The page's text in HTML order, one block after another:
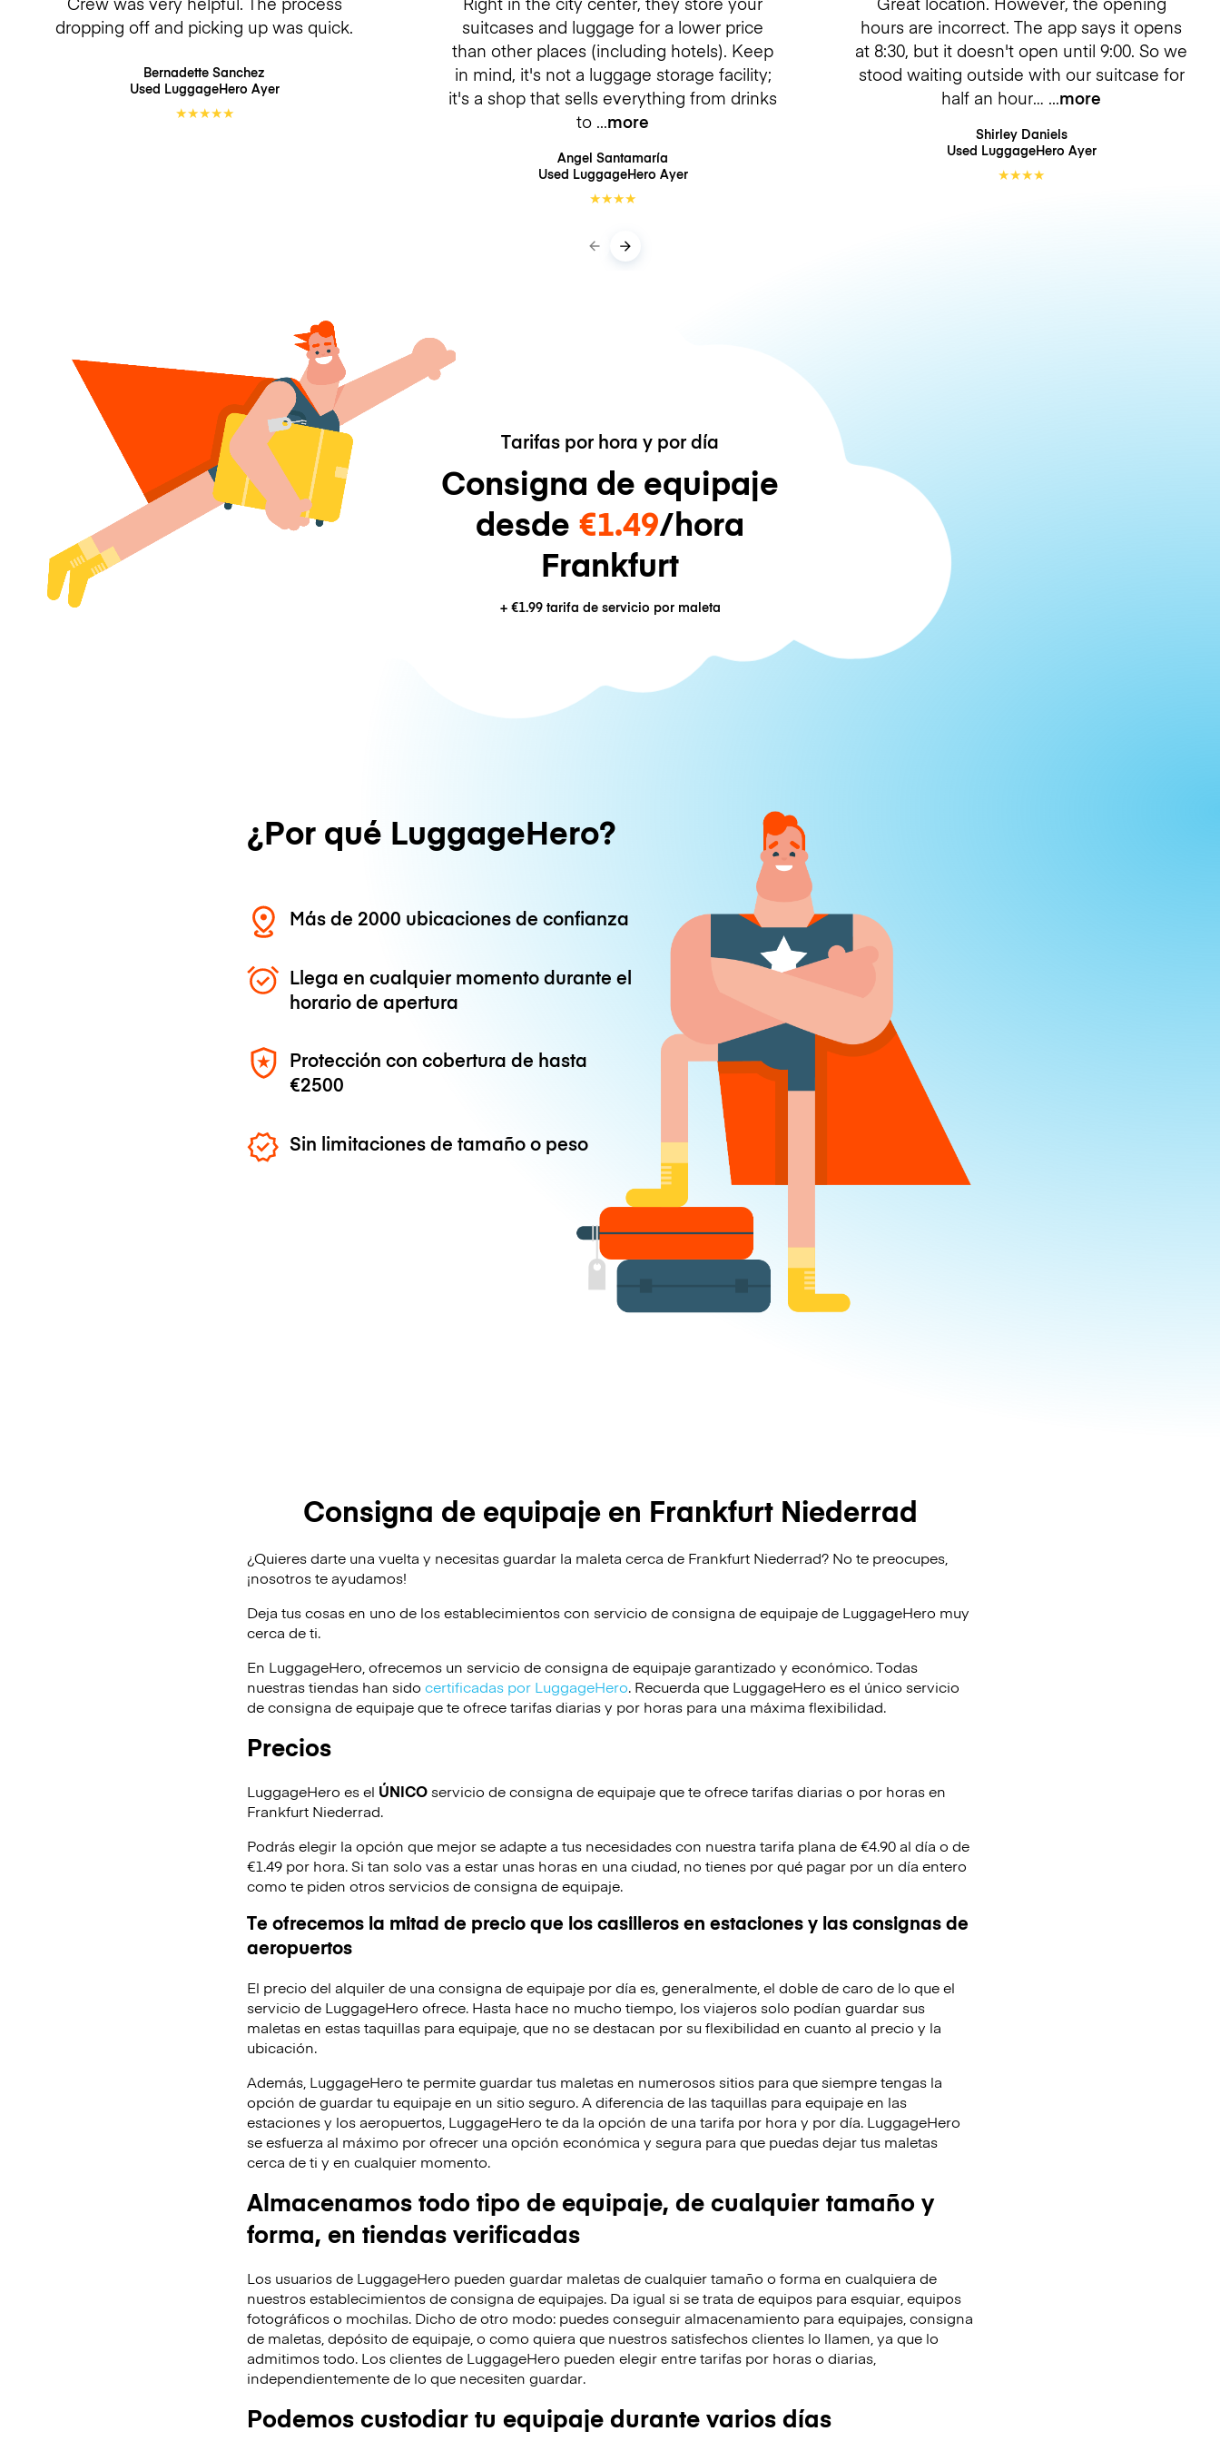
dropping off and picking up was quick.
Bernadette Sanchez
Used LuggageHero Ayer
★★★★★
suitcases and luggage for a lower price
than other places (including hotels). Keep
in mind, it's not a luggage storage facility;
it's a shop that sells everything from drinks
to
more
Angel Santamaría
Used LuggageHero Ayer
★★★★
hours are incorrect. The app says it opens
at 8:30, but it doesn't open until 9:00. So we
stood waiting outside with our suitcase for
half an hour…
more
Shirley Daniels
Used LuggageHero Ayer
★★★★
Tarifas por hora y por día
Consigna de equipaje
desde €1.49/hora
Frankfurt
+ €1.99tarifa de servicio por maleta
¿Por qué LuggageHero?
Más de 2000 ubicaciones de confianza
Llega en cualquier momento durante el
horario de apertura
Protección con cobertura de hasta
€2500
Sin limitaciones de tamaño o peso
Consigna de equipaje en Frankfurt Niederrad
¿Quieres darte una vuelta y necesitas guardar la maleta cerca de Frankfurt Niederrad? No te preocupes,
¡nosotros te ayudamos!
Deja tus cosas en uno de los establecimientos con servicio de consigna de equipaje de LuggageHero muy
cerca de ti.
En LuggageHero, ofrecemos un servicio de consigna de equipaje garantizado y económico. Todas
nuestras tiendas han sido certificadas por LuggageHero. Recuerda que LuggageHero es el único servicio
de consigna de equipaje que te ofrece tarifas diarias y por horas para una máxima flexibilidad.
Precios
LuggageHero es el ÚNICOservicio de consigna de equipaje que te ofrece tarifas diarias o por horas en
Frankfurt Niederrad.
Podrás elegir la opción que mejor se adapte a tus necesidades con nuestra tarifa plana de €4.90 al día o de
€1.49 por hora. Si tan solo vas a estar unas horas en una ciudad, no tienes por qué pagar por un día entero
como te piden otros servicios de consigna de equipaje.
Te ofrecemos la mitad de precio que los casilleros en estaciones y las consignas de
aeropuertos
El precio del alquiler de una consigna de equipaje por día es, generalmente, el doble de caro de lo que el
servicio de LuggageHero ofrece. Hasta hace no mucho tiempo, los viajeros solo podían guardar sus
maletas en estas taquillas para equipaje, que no se destacan por su flexibilidad en cuanto al precio y la
ubicación.
Además, LuggageHero te permite guardar tus maletas en numerosos sitios para que siempre tengas la
opción de guardar tu equipaje en un sitio seguro. A diferencia de las taquillas para equipaje en las
estaciones y los aeropuertos, LuggageHero te da la opción de una tarifa por hora y por día. LuggageHero
se esfuerza al máximo por ofrecer una opción económica y segura para que puedas dejar tus maletas
cerca de ti y en cualquier momento.
Almacenamos todo tipo de equipaje, de cualquier tamaño y
forma, en tiendas verificadas
Los usuarios de LuggageHero pueden guardar maletas de cualquier tamaño o forma en cualquiera de
nuestros establecimientos de consigna de equipajes. Da igual si se trata de equipos para esquiar, equipos
fotográficos o mochilas. Dicho de otro modo: puedes conseguir almacenamiento para equipajes, consigna
de maletas, depósito de equipaje, o como quiera que nuestros satisfechos clientes lo llamen, ya que lo
admitimos todo. Los clientes de LuggageHero pueden elegir entre tarifas por horas o diarias,
independientemente de lo que necesiten guardar.
Podemos custodiar tu equipaje durante varios días